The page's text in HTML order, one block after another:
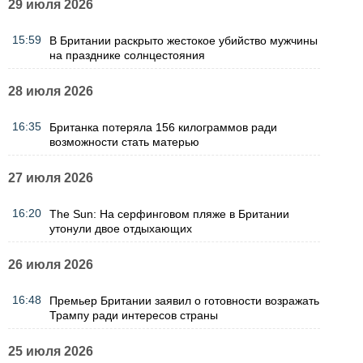
29 июля 2026
15:59
В Британии раскрыто жестокое убийство мужчины
на празднике солнцестояния
28 июля 2026
16:35
Британка потеряла 156 килограммов ради
возможности стать матерью
27 июля 2026
16:20
The Sun: На серфинговом пляже в Британии
утонули двое отдыхающих
26 июля 2026
16:48
Премьер Британии заявил о готовности возражать
Трампу ради интересов страны
25 июля 2026